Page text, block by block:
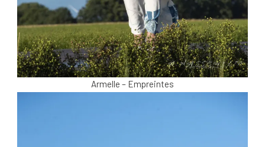
Armelle – Empreintes